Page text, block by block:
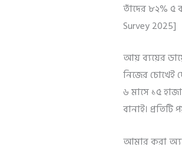
তাঁদের ৮২% ৫
Survey 2025]
আয় ব্যয়ের
নিজের চোখেই
৬ মাসে ১৫
বানাই।
আমার করা